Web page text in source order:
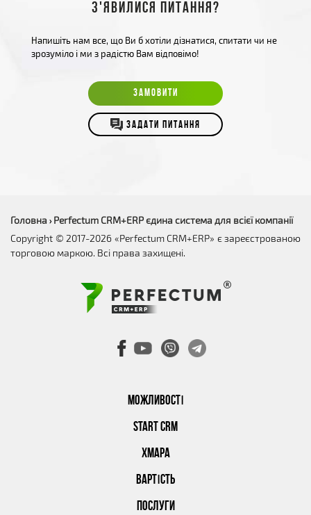
З'явилися питання?
Напишіть нам все, що Ви б хотіли дізнатися, спитати чи не
зрозуміло і ми з радістю Вам відповімо!
ЗАМОВИТИ
ЗАДАТИ ПИТАННЯ
МОЖЛИВОСТІ
START CRM
ХМАРА
ВАРТІСТЬ
ПОСЛУГИ
Головна › Perfectum CRM+ERP єдина система для всієї компанії
Copyright © 2017-2026 «Perfectum CRM+ERP» є зареєстрованою
торговою маркою. Всі права захищені.